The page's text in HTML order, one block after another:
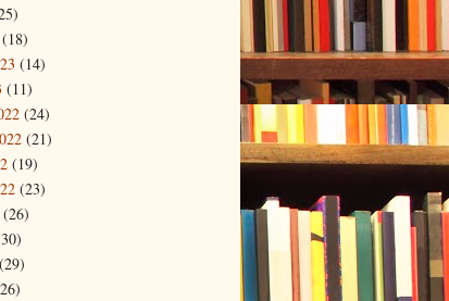
(18)
(14)
(11)
(24)
(21)
(19)
(23)
(26)
(29)